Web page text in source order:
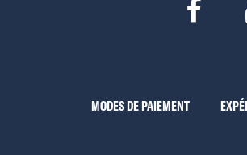
MODES DE PAIEMENT